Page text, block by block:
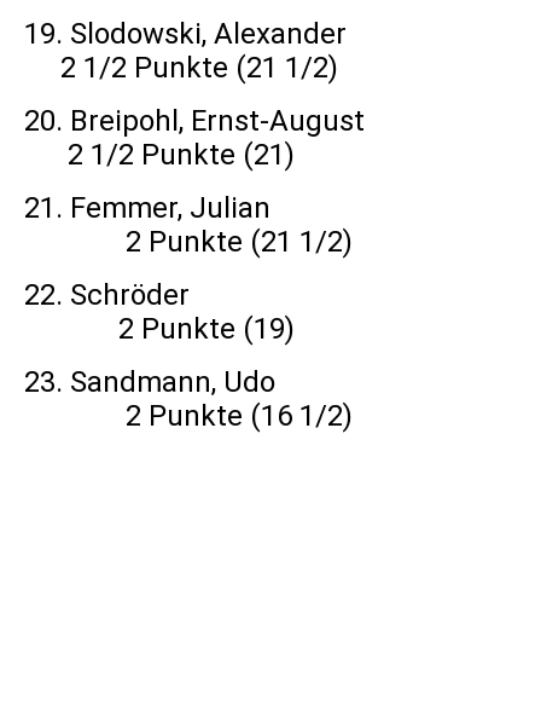
19. Slodowski, Alexander
2 1/2 Punkte (21 1/2)
20. Breipohl, Ernst-August
2 1/2 Punkte (21)
21. Femmer, Julian
2 Punkte (21 1/2)
22. Schröder
2 Punkte (19)
23. Sandmann, Udo
2 Punkte (16 1/2)